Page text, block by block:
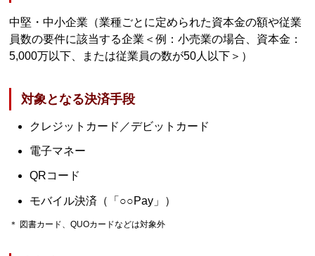
中堅・中小企業（業種ごとに定められた資本金の額や従業
員数の要件に該当する企業＜例：小売業の場合、資本金：
5,000万以下、または従業員の数が50人以下＞）
対象となる決済手段
クレジットカード／デビットカード
電子マネー
QRコード
モバイル決済（「○○Pay」）
＊ 図書カード、QUOカードなどは対象外